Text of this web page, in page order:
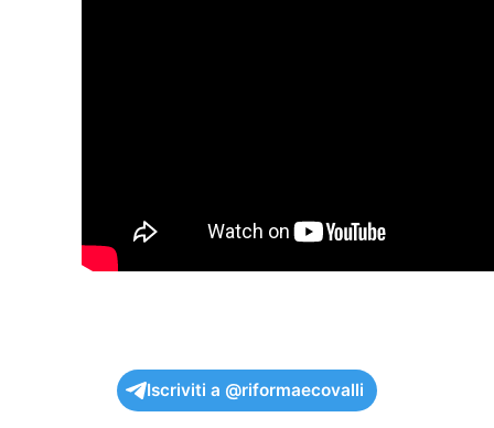
Iscriviti a @riformaecovalli